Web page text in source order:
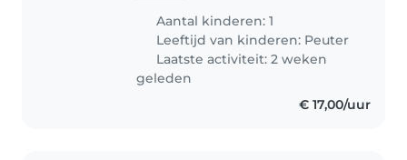
hond in huis, dus wat ervaring
met huisdieren is een pré. Graag
iemand..
Aantal kinderen: 1
Leeftijd van kinderen: Peuter
Laatste activiteit: 2 weken
geleden
€ 17,00/uur